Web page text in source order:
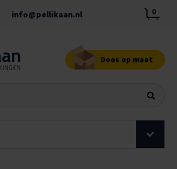
info@pellikaan.nl 0
Doos op maat